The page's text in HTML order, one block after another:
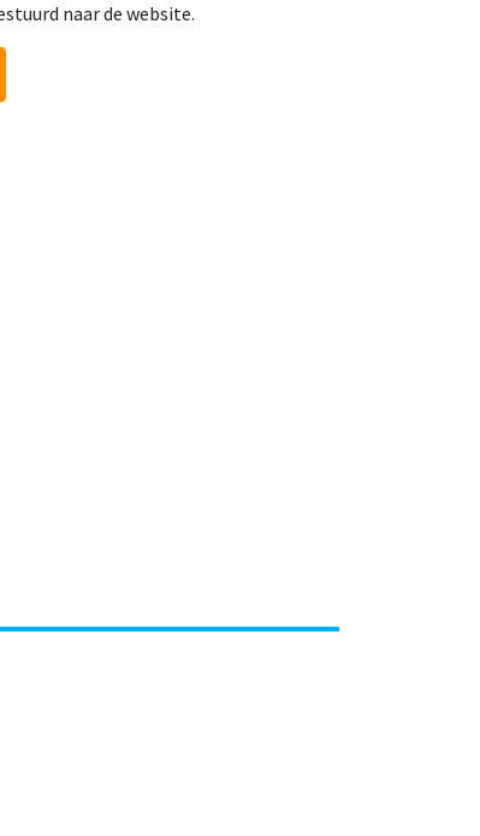
naar de website.